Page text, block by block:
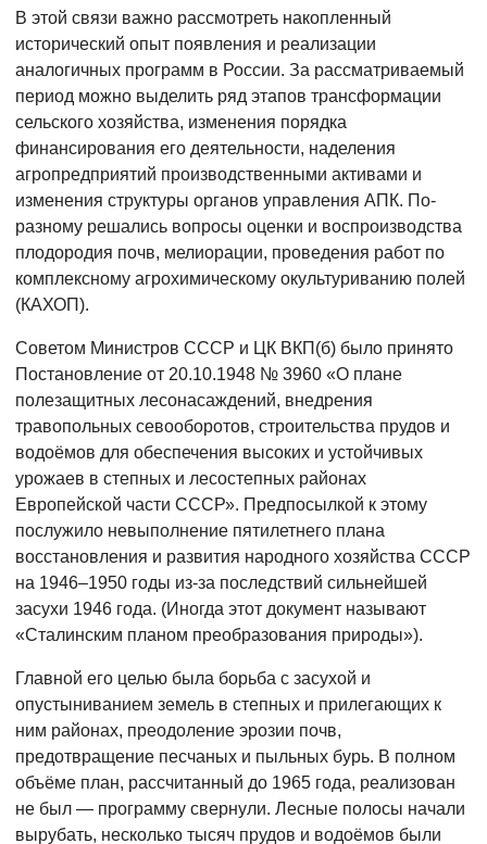
В этой связи важно рассмотреть накопленный
исторический опыт появления и реализации
аналогичных программ в России. За рассматриваемый
период можно выделить ряд этапов трансформации
сельского хозяйства, изменения порядка
финансирования его деятельности, наделения
агропредприятий производственными активами и
изменения структуры органов управления АПК. По-
разному решались вопросы оценки и воспроизводства
плодородия почв, мелиорации, проведения работ по
комплексному агрохимическому окультуриванию полей
(КАХОП).
Советом Министров СССР и ЦК ВКП(б) было принято
Постановление от 20.10.1948 № 3960 «О плане
полезащитных лесонасаждений, внедрения
травопольных севооборотов, строительства прудов и
водоёмов для обеспечения высоких и устойчивых
урожаев в степных и лесостепных районах
Европейской части СССР». Предпосылкой к этому
послужило невыполнение пятилетнего плана
восстановления и развития народного хозяйства СССР
на 1946–1950 годы из-за последствий сильнейшей
засухи 1946 года. (Иногда этот документ называют
«Сталинским планом преобразования природы»).
Главной его целью была борьба с засухой и
опустыниванием земель в степных и прилегающих к
ним районах, преодоление эрозии почв,
предотвращение песчаных и пыльных бурь. В полном
объёме план, рассчитанный до 1965 года, реализован
не был — программу свернули. Лесные полосы начали
вырубать, несколько тысяч прудов и водоёмов были